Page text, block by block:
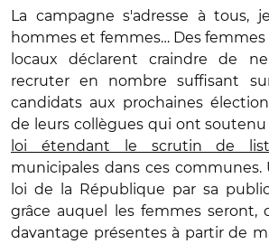
La campagne s'adresse à tous,
hommes et femmes… Des
locaux déclarent craindre de
recruter en nombre suffisant
candidats aux prochaines
de leurs collègues qui ont
loi étendant le scrutin de
municipales dans ces
loi de la République par sa
grâce auquel les femmes seront,
davantage présentes à partir de